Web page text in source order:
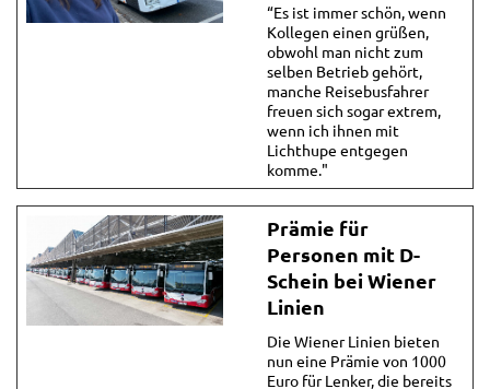
“Es ist immer schön, wenn
Kollegen einen grüßen,
obwohl man nicht zum
selben Betrieb gehört,
manche Reisebusfahrer
freuen sich sogar extrem,
wenn ich ihnen mit
Lichthupe entgegen
komme."
Prämie für
Personen mit D-
Schein bei Wiener
Linien
Die Wiener Linien bieten
nun eine Prämie von 1000
Euro für Lenker, die bereits